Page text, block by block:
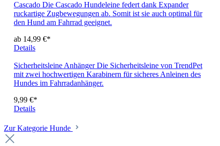
Cascado Die Cascado Hundeleine federt dank Expander
ruckartige Zugbewegungen ab. Somit ist sie auch optimal für
den Hund am Fahrrad geeignet.
ab 14,99 €*
Details
Sicherheitsleine AnhängerDie Sicherheitsleine von TrendPet
mit zwei hochwertigen Karabinern für sicheres Anleinen des
Hundes im Fahrradanhänger.
9,99 €*
Details
Zur Kategorie Hunde